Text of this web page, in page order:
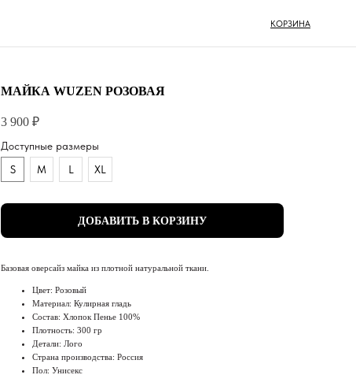
ЛИЧНЫЙ КАБИНЕТ
КОРЗИНА
МАЙКА WUZEN РОЗОВАЯ
3 900 ₽
Доступные размеры
S
M L XL
ДОБАВИТЬ В КОРЗИНУ
Базовая оверсайз майка из плотной натуральной ткани.
Цвет: Розовый
Материал: Кулирная гладь
Состав: Хлопок Пенье 100%
Плотность: 300 гр
Детали: Лого
Страна производства: Россия
Пол: Унисекс